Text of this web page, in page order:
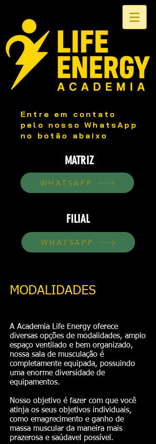
Entre em contato
pelo nosso WhatsApp
no botão abaixo
MATRIZ
WHATSAPP
FILIAL
WHATSAPP
MODALIDADES
A Academia Life Energy oferece
diversas opções de modalidades, amplo
espaço ventilado e bem organizado,
nossa sala de musculação é
completamente equipada, possuindo
uma enorme diversidade de
equipamentos.
Nosso objetivo é fazer com que você
atinja os seus objetivos individuais,
como emagrecimento e ganho de
massa muscular da maneira mais
prazerosa e saúdavel possível.